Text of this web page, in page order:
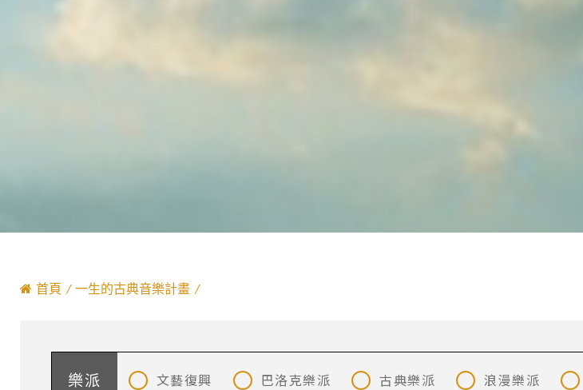
首頁 一生的古典音樂計畫
樂派 文藝復興 巴洛克樂派 古典樂派 浪漫樂派